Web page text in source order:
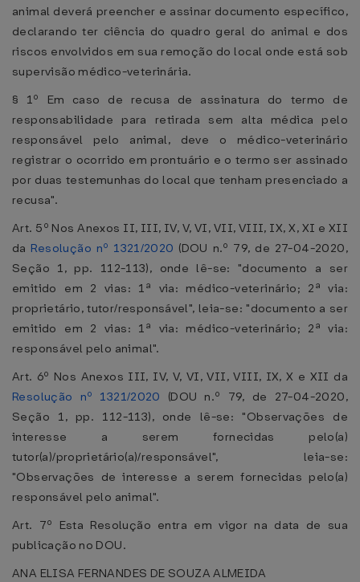
animal deverá preencher e assinar documento específico,
declarando ter ciência do quadro geral do animal e dos
riscos envolvidos em sua remoção do local onde está sob
supervisão médico-veterinária.
§ 1º Em caso de recusa de assinatura do termo de
responsabilidade para retirada sem alta médica pelo
responsável pelo animal, deve o médico-veterinário
registrar o ocorrido em prontuário e o termo ser assinado
por duas testemunhas do local que tenham presenciado a
recusa".
Art. 5º Nos Anexos II, III, IV, V, VI, VII, VIII, IX, X, XI e XII
da Resolução nº 1321/2020 (DOU n.º 79, de 27-04-2020,
Seção 1, pp. 112-113), onde lê-se: "documento a ser
emitido em 2 vias: 1ª via: médico-veterinário; 2ª via:
proprietário, tutor/responsável", leia-se: "documento a ser
emitido em 2 vias: 1ª via: médico-veterinário; 2ª via:
responsável pelo animal".
Art. 6º Nos Anexos III, IV, V, VI, VII, VIII, IX, X e XII da
Resolução nº 1321/2020 (DOU n.º 79, de 27-04-2020,
Seção 1, pp. 112-113), onde lê-se: "Observações de
interesse a serem fornecidas pelo(a)
tutor(a)/proprietário(a)/responsável", leia-se:
"Observações de interesse a serem fornecidas pelo(a)
responsável pelo animal".
Art. 7º Esta Resolução entra em vigor na data de sua
publicação no DOU.
ANA ELISA FERNANDES DE SOUZA ALMEIDA